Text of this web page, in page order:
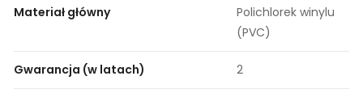
Materiał główny
Polichlorek winylu
(PVC)
Gwarancja (w latach) 2